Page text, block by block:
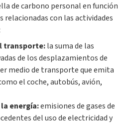
de carbono personal en función
relacionadas con las actividades
transporte:la suma de las
de los desplazamientos de
medio de transporte que emita
el coche, autobús, avión,
energía:emisiones de gases de
del uso de electricidad y